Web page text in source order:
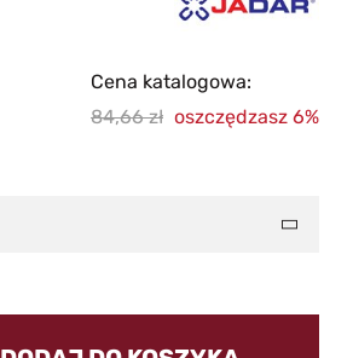
Cena katalogowa:
84,66
oszczędzasz 6%